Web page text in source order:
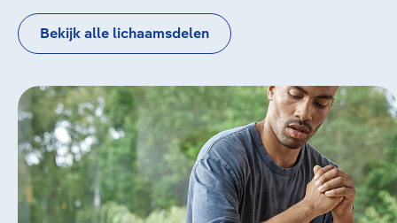
Bekijk alle lichaamsdelen
Bildergalerie überspringen
Knie